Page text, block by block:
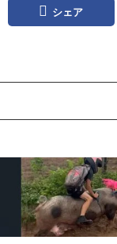
シェア